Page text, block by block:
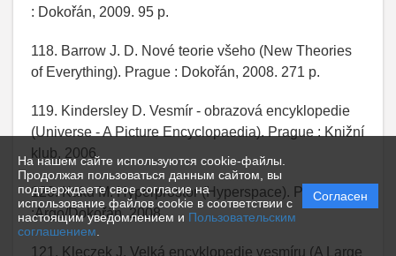
На нашем сайте используются cookie-файлы.
Продолжая пользоваться данным сайтом, вы
подтверждаете свое согласие на
использование файлов cookie в соответствии с
настоящим уведомлением и Пользовательским
соглашением
Согласен
: Dokořán, 2009. 95 p.
118. Barrow J. D. Nové teorie všeho (New Theories
of Everything). Prague : Dokořán, 2008. 271 p.
119. Kindersley D. Vesmír - obrazová encyklopedie
(Universe - A Picture Encyclopaedia). Prague : Knižní
klub, 2006.
120. Kaku M. Hyperprostor (Hyperspace). Prague
:Argo/Dokořán, 2008.
121. Kleczek J. Velká encyklopedie vesmíru (A Large